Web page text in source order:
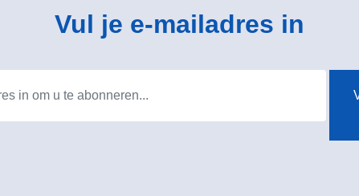
Vul je e-mailadres in